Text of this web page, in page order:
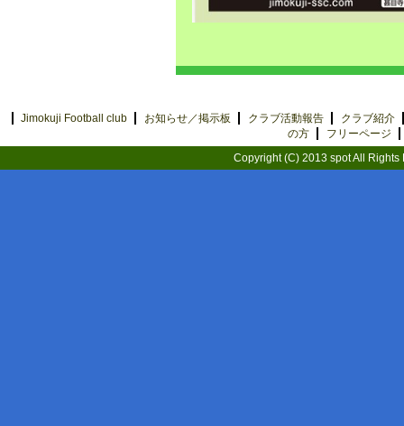
Jimokuji Football club お知らせ／掲示板 クラブ活動報告
クラブ紹介
の方
フリーページ
Copyright (C) 2013 spot All Rights